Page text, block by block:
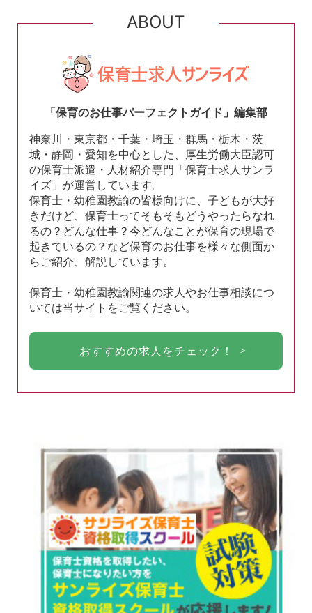
ABOUT
「保育のお仕事パーフェクトガイド」編集部
神奈川・東京都・千葉・埼玉・群馬・栃木・茨
城・静岡・愛知を中心とした、厚生労働大臣認可
の保育士派遣・人材紹介専門「保育士求人サンラ
イズ」が運営しています。
保育士・幼稚園教諭の皆様向けに、子どもが大好
きだけど、保育士ってそもそもどうやったらなれ
るの？どんな仕事？今どんなことが保育の現場で
起きているの？など保育のお仕事を様々な側面か
らご紹介、解説しています。
保育士・幼稚園教諭関連の求人やお仕事相談につ
いては当サイトをご覧ください。
おすすめの求人をチェック！